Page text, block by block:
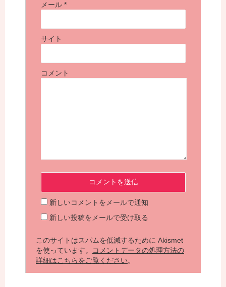
メール *
サイト
コメント
新しいコメントをメールで通知
新しい投稿をメールで受け取る
このサイトはスパムを低減するために Akismet
を使っています。
コメントデータの処理方法の
詳細はこちらをご覧ください。